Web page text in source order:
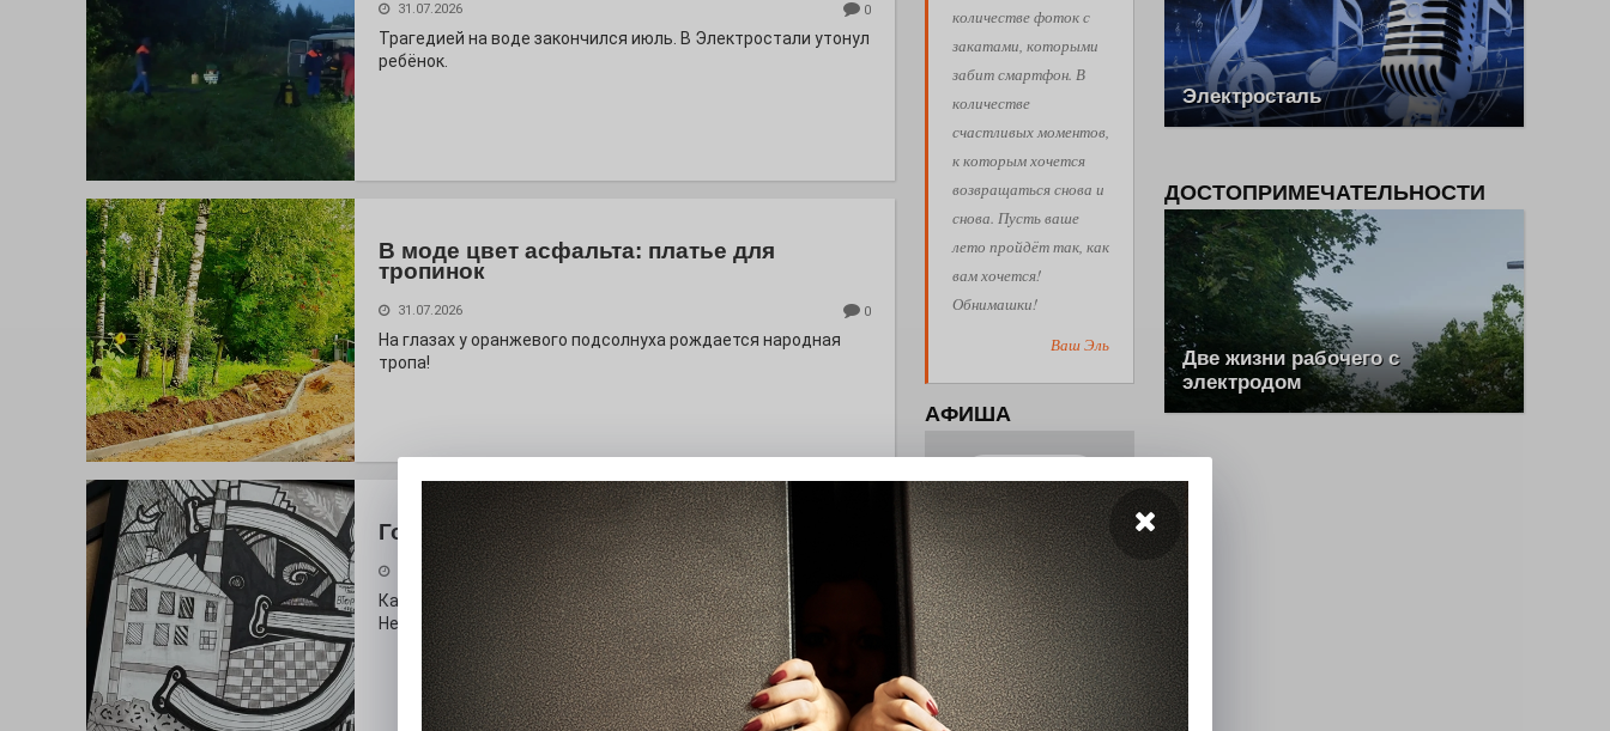
количестве фоток с
закатами, которыми
забит смартфон. В
количестве
счастливых моментов,
к которым хочется
возвращаться снова и
снова. Пусть ваше
лето пройдёт так, как
вам хочется!
Обнимашки!
Ваш Эль
АФИША
поделиться
31.07.2026 0
Трагедией на воде закончился июль. В Электростали утонул
ребёнок.
В моде цвет асфальта: платье для
тропинок
31.07.2026 0
На глазах у оранжевого подсолнуха рождается народная
тропа!
Городские сплетения
30.07.2026
Как выглядит буква Э в разрезе истории города?
Неожиданный вопрос, правда?
Электросталь
ДОСТОПРИМЕЧАТЕЛЬНОСТИ
Две жизни рабочего с
электродом